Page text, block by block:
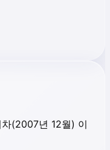
(2007년 12월) 이